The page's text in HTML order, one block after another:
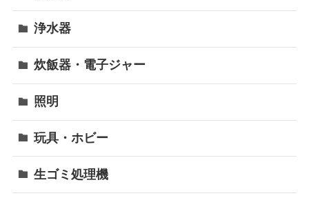
浄水器
炊飯器・電子ジャー
照明
玩具・ホビー
生ゴミ処理機